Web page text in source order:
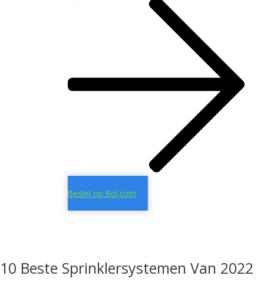
Bestel op Bol.com
10 Beste Sprinklersystemen Van 2022